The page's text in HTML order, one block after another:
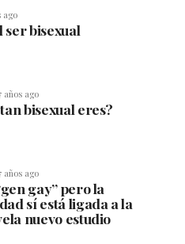
ago
ser bisexual
años ago
bisexual eres?
años ago
gay” pero la
sí está ligada a la
nuevo estudio